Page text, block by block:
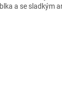
a se sladkým